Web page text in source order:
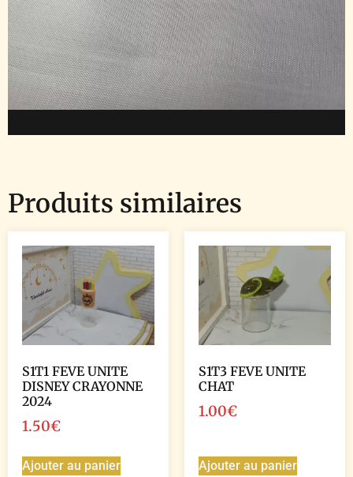
Produits similaires
S1T1 FEVE UNITE
DISNEY CRAYONNE
2024
1.50€
Ajouter au panier
S1T3 FEVE UNITE
CHAT
1.00€
Ajouter au panier